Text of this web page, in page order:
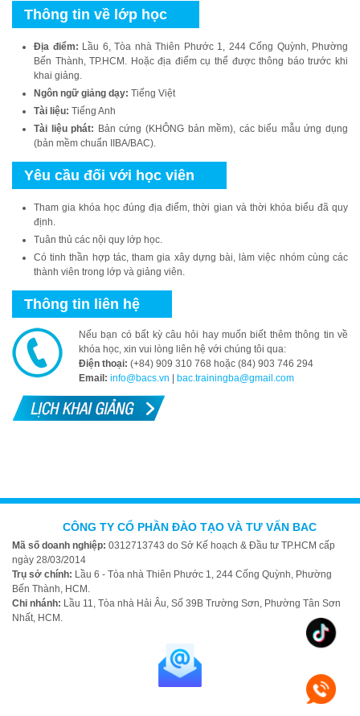
Thông tin về lớp học
Địa điểm: Lầu 6, Tòa nhà Thiên Phước 1, 244 Cống Quỳnh, Phường
Bến Thành, TP.HCM. Hoặc địa điểm cụ thể được thông báo trước khi
khai giảng.
Ngôn ngữ giảng dạy: Tiếng Việt
Tài liệu: Tiếng Anh
Tài liệu phát: Bản cứng (KHÔNG bản mềm), các biểu mẫu ứng dụng
(bản mềm chuẩn IIBA/BAC).
Yêu cầu đối với học viên
Tham gia khóa học đúng địa điểm, thời gian và thời khóa biểu đã quy
định.
Tuân thủ các nội quy lớp học.
Có tinh thần hợp tác, tham gia xây dựng bài, làm việc nhóm cùng các
thành viên trong lớp và giảng viên.
Thông tin liên hệ
Nếu bạn có bất kỳ câu hỏi hay muốn biết thêm thông tin về
khóa học, xin vui lòng liên hệ với chúng tôi qua:
Điện thoại: (+84) 909 310 768 hoặc (84) 903 746 294
Email: info@bacs.vn | bac.trainingba@gmail.com
CÔNG TY CỔ PHẦN ĐÀO TẠO VÀ TƯ VẤN BAC
Mã số doanh nghiệp: 0312713743 do Sở Kế hoạch & Đầu tư TP.HCM cấp
ngày 28/03/2014
Trụ sở chính: Lầu 6 - Tòa nhà Thiên Phước 1, 244 Cống Quỳnh, Phường
Bến Thành, HCM.
Chi nhánh: Lầu 11, Tòa nhà Hải Âu, Số 39B Trường Sơn, Phường Tân Sơn
Nhất, HCM.